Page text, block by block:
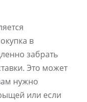
в
забрать
Это может
нужно
или если